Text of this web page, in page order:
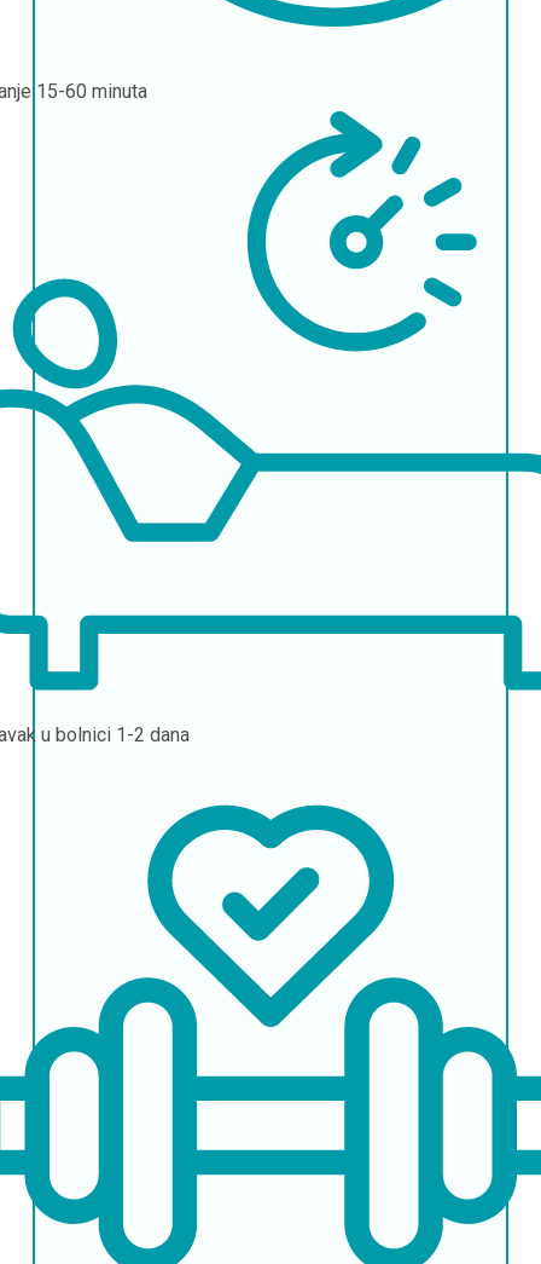
15-60 minuta
u bolnici 1-2 dana